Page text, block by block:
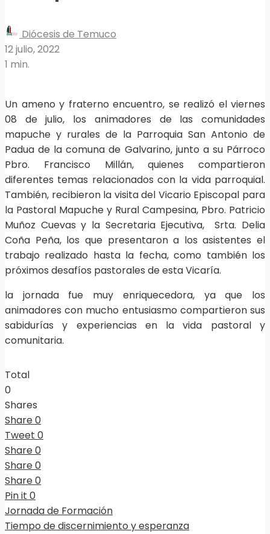
Diócesis de Temuco
12 julio, 2022
1 min.
Un ameno y fraterno encuentro, se realizó el viernes
08 de julio, los animadores de las comunidades
mapuche y rurales de la Parroquia San Antonio de
Padua de la comuna de Galvarino, junto a su Párroco
Pbro. Francisco Millán, quienes compartieron
diferentes temas relacionados con la vida parroquial.
También, recibieron la visita del Vicario Episcopal para
la Pastoral Mapuche y Rural Campesina, Pbro. Patricio
Muñoz Cuevas y la Secretaria Ejecutiva, Srta. Delia
Coña Peña, los que presentaron a los asistentes el
trabajo realizado hasta la fecha, como también los
próximos desafíos pastorales de esta Vicaría.
la jornada fue muy enriquecedora, ya que los
animadores con mucho entusiasmo compartieron sus
sabidurías y experiencias en la vida pastoral y
comunitaria.
Total
0
Shares
Share0
Tweet 0
Share0
Share0
Share0
Pin it 0
Jornada de Formación
Tiempo de discernimiento y esperanza